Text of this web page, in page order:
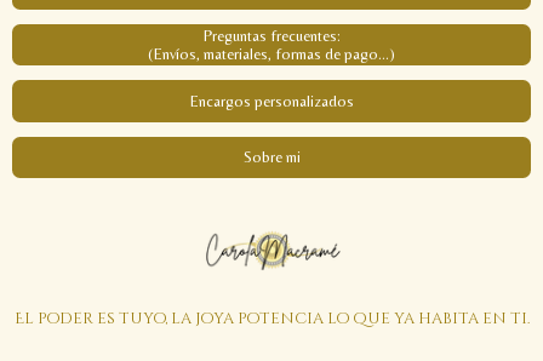
Preguntas frecuentes:
(Envíos, materiales, formas de pago...)
Encargos personalizados
Sobre mi
El poder es tuyo, la joya potencia lo que ya habita en ti.